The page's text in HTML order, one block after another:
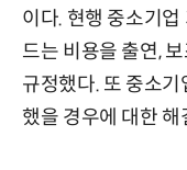
이다. 현행 중소기
드는 비용을 출연,
규정했다. 또 중소
했을 경우에 대한